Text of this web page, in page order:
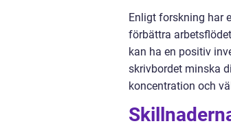
Enligt forskning har
förbättra
kan ha en positiv
skrivbordet minska
koncentration och